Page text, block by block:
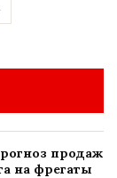
продаж
на фрегаты